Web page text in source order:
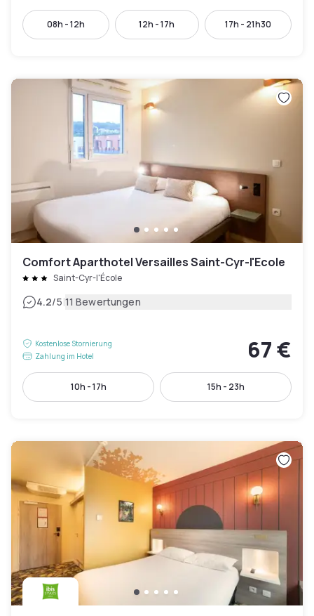
08h - 12h 12h - 17h 17h - 21h30
Comfort Aparthotel Versailles Saint-Cyr-l'Ecole
Saint-Cyr-l'École
4.2/5|11 Bewertungen
Kostenlose Stornierung
Zahlung im Hotel
67 €
10h - 17h 15h - 23h